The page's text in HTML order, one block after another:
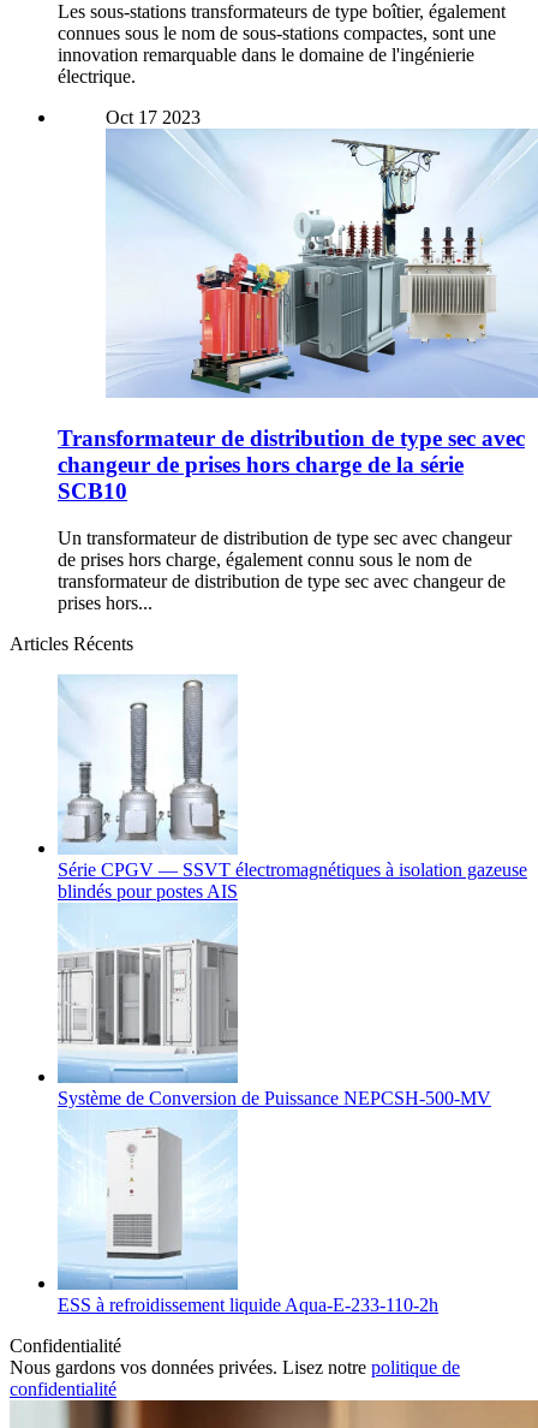
Les sous-stations transformateurs de type boîtier, également
connues sous le nom de sous-stations compactes, sont une
innovation remarquable dans le domaine de l'ingénierie
électrique.
Oct 17 2023
Transformateur de distribution de type sec avec
changeur de prises hors charge de la série
SCB10
Un transformateur de distribution de type sec avec changeur
de prises hors charge, également connu sous le nom de
transformateur de distribution de type sec avec changeur de
prises hors...
Articles Récents
Série CPGV — SSVT électromagnétiques à isolation gazeuse
blindés pour postes AIS
Système de Conversion de Puissance NEPCSH-500-MV
ESS à refroidissement liquide Aqua-E-233-110-2h
Confidentialité
Nous gardons vos données privées. Lisez notre politique de
confidentialité